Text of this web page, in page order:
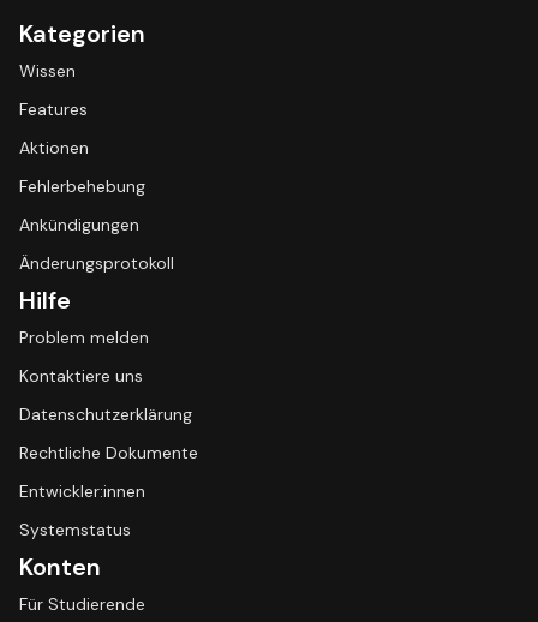
Kategorien
Wissen
Features
Aktionen
Fehlerbehebung
Ankündigungen
Änderungsprotokoll
Hilfe
Problem melden
Kontaktiere uns
Datenschutzerklärung
Rechtliche Dokumente
Entwickler:innen
Systemstatus
Konten
Für Studierende